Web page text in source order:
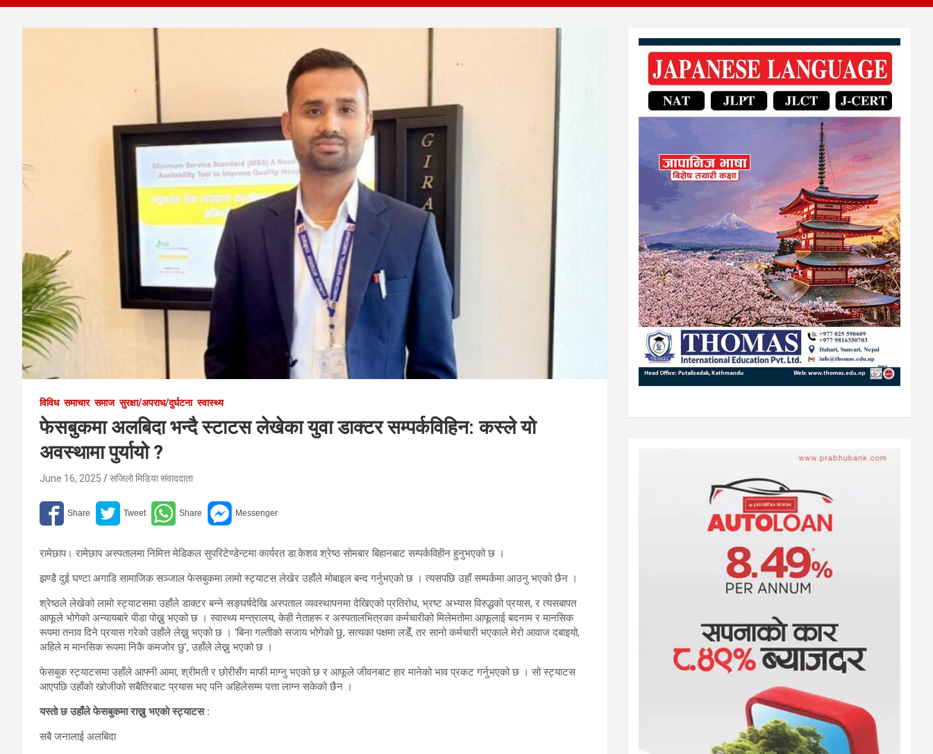
विविध समाचार समाज सुरक्षा/अपराध/दुर्घटना स्वास्थ्य
फेसबुकमा अलबिदा भन्दै स्टाटस लेखेका युवा डाक्टर सम्पर्कविहिन: कस्ले यो
अवस्थामा पुर्यायो ?
June 16, 2025 सजिलो मिडिया संवाददाता
रामेछाप। रामेछाप अस्पतालमा निमित्त मेडिकल सुपरिटेण्डेन्टमा कार्यरत डा.केशव श्रेष्ठ सोमबार बिहानबाट सम्पर्कविहीन हुनुभएको छ ।
झण्डै दुई घण्टा अगाडि सामाजिक सञ्जाल फेसबुकमा लामो स्ट्याटस लेखेर उहाँले मोबाइल बन्द गर्नुभएको छ । त्यसपछि उहाँ सम्पर्कमा आउनु भएको छैन ।
श्रेष्ठले लेखेको लामो स्ट्याटसमा उहाँले डाक्टर बन्ने सङ्घर्षदेखि अस्पताल व्यवस्थापनमा देखिएको प्रतिरोध, भ्रष्ट अभ्यास विरुद्धको प्रयास, र त्यसबापत
आफूले भोगेको अन्यायबारे पीडा पोख्नु भएको छ । स्वास्थ्य मन्त्रालय, केही नेताहरू र अस्पतालभित्रका कर्मचारीको मिलेमतोमा आफूलाई बदनाम र मानसिक
रूपमा तनाव दिने प्रयास गरेको उहाँले लेख्नु भएको छ । ‘बिना गल्तीको सजाय भोगेको छु, सत्यका पक्षमा लडेँ, तर सानो कर्मचारी भएकाले मेरो आवाज दबाइयो,
अहिले म मानसिक रूपमा निकै कमजोर छु’, उहाँले लेख्नु भएको छ ।
फेसबुक स्ट्याटसमा उहाँले आफ्नी आमा, श्रीमती र छोरीसँग माफी माग्नु भएको छ र आफूले जीवनबाट हार मानेको भाव प्रकट गर्नुभएको छ । सो स्ट्याटस
आएपछि उहाँको खोजीको सबैतिरबाट प्रयास भए पनि अहिलेसम्म पत्ता लाग्न सकेको छैन ।
यस्ताे छ उहाँले फेसबुकमा राख्नु भएकाे स्ट्याटस :
सबै जनालाई अलबिदा